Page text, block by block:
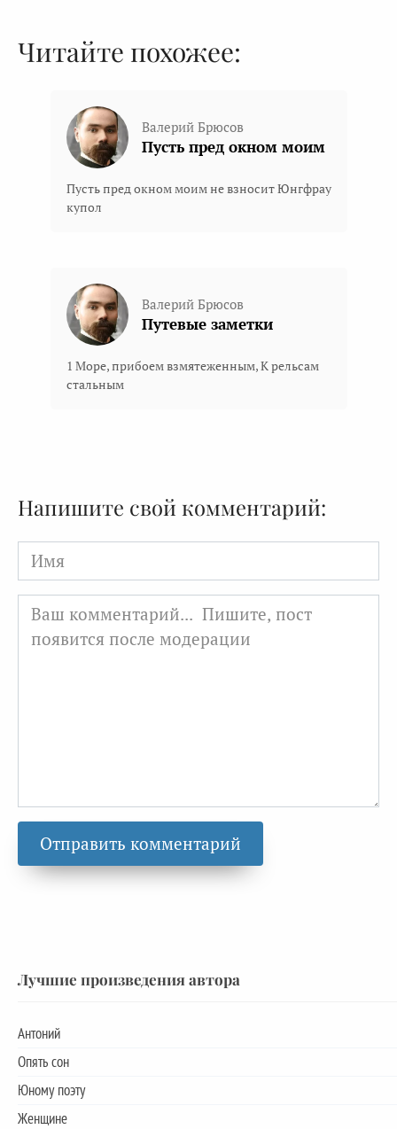
Читайте похожее:
Валерий Брюсов
Пусть пред окном моим
Пусть пред окном моим не взносит Юнгфрау
купол
Валерий Брюсов
Путевые заметки
1 Море, прибоем взмятеженным, К рельсам
стальным
Напишите свой комментарий:
Имя
Лучшие произведения автора
Антоний
Опять сон
Юному поэту
Женщине